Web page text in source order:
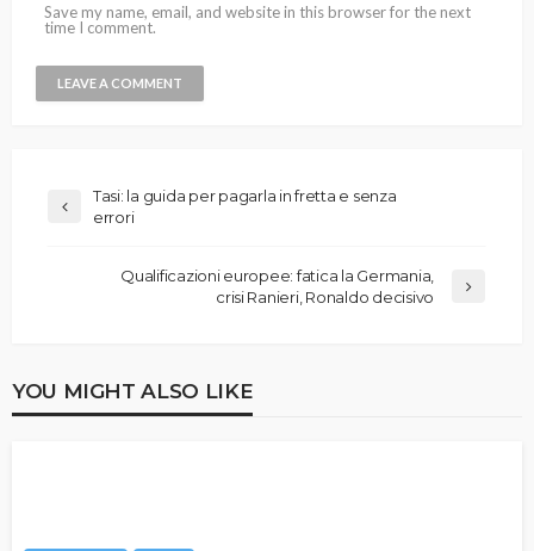
Save my name, email, and website in this browser for the next
time I comment.
Tasi: la guida per pagarla in fretta e senza
errori
Qualificazioni europee: fatica la Germania,
crisi Ranieri, Ronaldo decisivo
YOU MIGHT ALSO LIKE